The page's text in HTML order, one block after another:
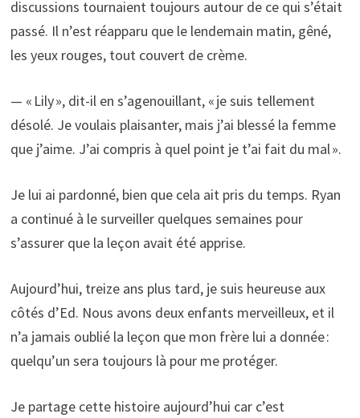
discussions tournaient toujours autour de ce qui s’était
passé. Il n’est réapparu que le lendemain matin, gêné,
les yeux rouges, tout couvert de crème.
— « Lily », dit-il en s’agenouillant, « je suis tellement
désolé. Je voulais plaisanter, mais j’ai blessé la femme
que j’aime. J’ai compris à quel point je t’ai fait du mal ».
Je lui ai pardonné, bien que cela ait pris du temps. Ryan
a continué à le surveiller quelques semaines pour
s’assurer que la leçon avait été apprise.
Aujourd’hui, treize ans plus tard, je suis heureuse aux
côtés d’Ed. Nous avons deux enfants merveilleux, et il
n’a jamais oublié la leçon que mon frère lui a donnée :
quelqu’un sera toujours là pour me protéger.
Je partage cette histoire aujourd’hui car c’est